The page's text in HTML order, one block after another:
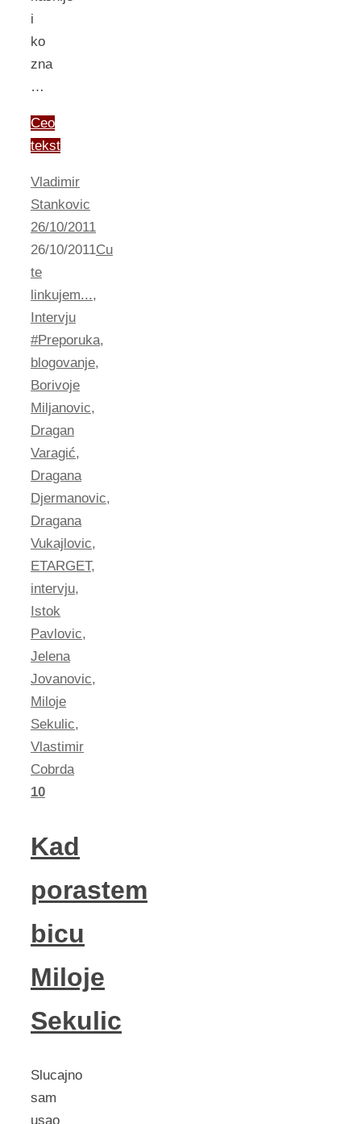
i
ko
zna
…
Ceo
tekst
Vladimir
Stankovic
26/10/2011
26/10/2011Cu
te
linkujem...,
Intervju
#Preporuka,
blogovanje,
Borivoje
Miljanovic,
Dragan
Varagić,
Dragana
Djermanovic,
Dragana
Vukajlovic,
ETARGET,
intervju,
Istok
Pavlovic,
Jelena
Jovanovic,
Miloje
Sekulic,
Vlastimir
Cobrda
10
Kad
porastem
bicu
Miloje
Sekulic
Slucajno
sam
usao